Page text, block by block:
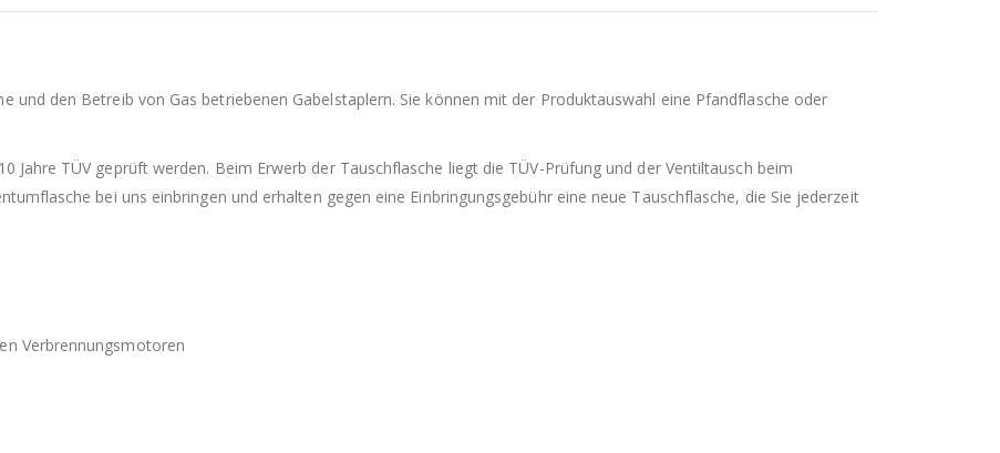
und den Betreib von Gas betriebenen Gabelstaplern. Sie können mit der Produktauswahl eine Pfandflasche oder
Jahre TÜV geprüft werden. Beim Erwerb der Tauschflasche liegt die TÜV-Prüfung und der Ventiltausch beim
bei uns einbringen und erhalten gegen eine Einbringungsgebühr eine neue Tauschflasche, die Sie jederzeit
Verbrennungsmotoren